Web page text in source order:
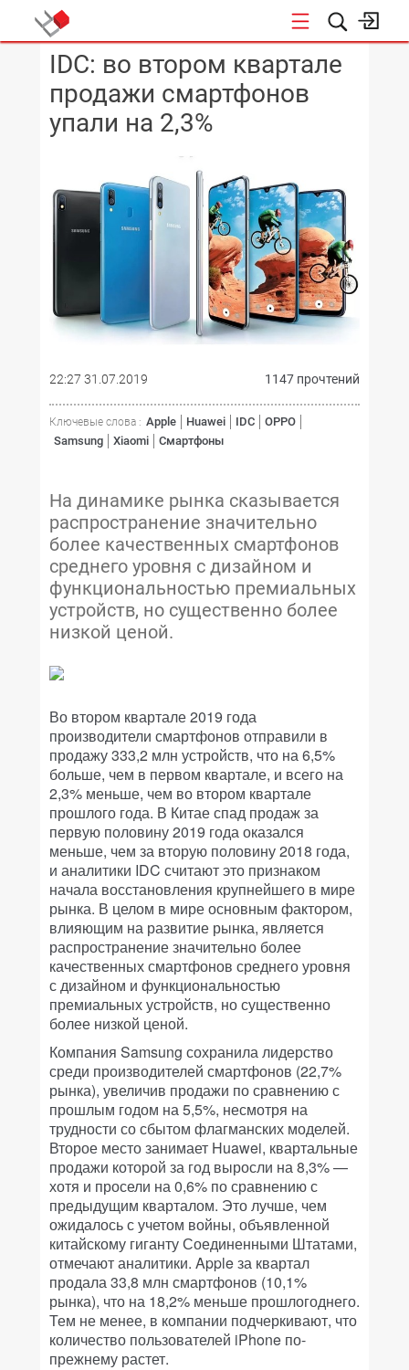
КОНФЕРЕНЦИИ
IDC: во втором квартале
продажи смартфонов
упали на 2,3%
22:27 31.07.2019 1147 прочтений
Ключевые слова : Apple Huawei IDC
OPPO
Samsung
Xiaomi Смартфоны
На динамике рынка сказывается
распространение значительно
более качественных смартфонов
среднего уровня с дизайном и
функциональностью премиальных
устройств, но существенно более
низкой ценой.
Во втором квартале 2019 года
производители смартфонов отправили в
продажу 333,2 млн устройств, что на 6,5%
больше, чем в первом квартале, и всего на
2,3% меньше, чем во втором квартале
прошлого года. В Китае спад продаж за
первую половину 2019 года оказался
меньше, чем за вторую половину 2018 года,
и аналитики IDC считают это признаком
начала восстановления крупнейшего в мире
рынка. В целом в мире основным фактором,
влияющим на развитие рынка, является
распространение значительно более
качественных смартфонов среднего уровня
с дизайном и функциональностью
премиальных устройств, но существенно
более низкой ценой.
Компания Samsung сохранила лидерство
среди производителей смартфонов (22,7%
рынка), увеличив продажи по сравнению с
прошлым годом на 5,5%, несмотря на
трудности со сбытом флагманских моделей.
Второе место занимает Huawei, квартальные
продажи которой за год выросли на 8,3% —
хотя и просели на 0,6% по сравнению с
предыдущим кварталом. Это лучше, чем
ожидалось с учетом войны, объявленной
китайскому гиганту Соединенными Штатами,
отмечают аналитики. Apple за квартал
продала 33,8 млн смартфонов (10,1%
рынка), что на 18,2% меньше прошлогоднего.
Тем не менее, в компании подчеркивают, что
количество пользователей iPhone по-
прежнему растет.